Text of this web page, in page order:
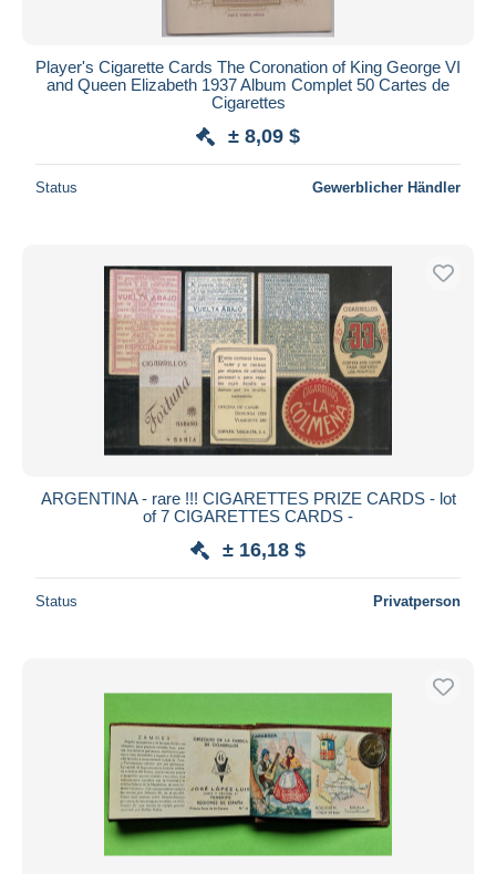
Player's Cigarette Cards The Coronation of King George VI
and Queen Elizabeth 1937 Album Complet 50 Cartes de
Cigarettes
± 8,09 $
Status Gewerblicher Händler
ARGENTINA - rare !!! CIGARETTES PRIZE CARDS - lot
of 7 CIGARETTES CARDS -
± 16,18 $
Status Privatperson